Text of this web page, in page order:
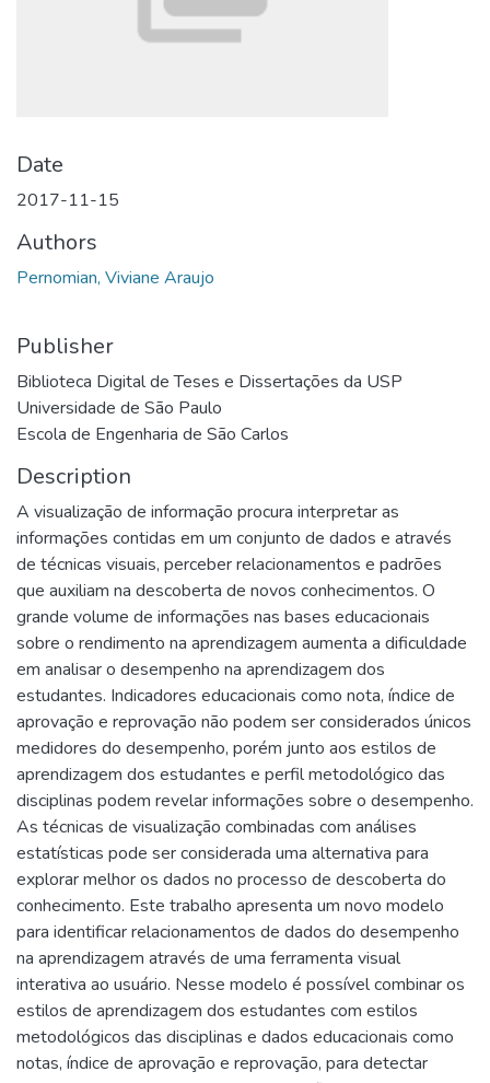
Date
2017-11-15
Authors
Pernomian, Viviane Araujo
Publisher
Biblioteca Digital de Teses e Dissertações da USP
Universidade de São Paulo
Escola de Engenharia de São Carlos
Description
A visualização de informação procura interpretar as
informações contidas em um conjunto de dados e através
de técnicas visuais, perceber relacionamentos e padrões
que auxiliam na descoberta de novos conhecimentos. O
grande volume de informações nas bases educacionais
sobre o rendimento na aprendizagem aumenta a dificuldade
em analisar o desempenho na aprendizagem dos
estudantes. Indicadores educacionais como nota, índice de
aprovação e reprovação não podem ser considerados únicos
medidores do desempenho, porém junto aos estilos de
aprendizagem dos estudantes e perfil metodológico das
disciplinas podem revelar informações sobre o desempenho.
As técnicas de visualização combinadas com análises
estatísticas pode ser considerada uma alternativa para
explorar melhor os dados no processo de descoberta do
conhecimento. Este trabalho apresenta um novo modelo
para identificar relacionamentos de dados do desempenho
na aprendizagem através de uma ferramenta visual
interativa ao usuário. Nesse modelo é possível combinar os
estilos de aprendizagem dos estudantes com estilos
metodológicos das disciplinas e dados educacionais como
notas, índice de aprovação e reprovação, para detectar